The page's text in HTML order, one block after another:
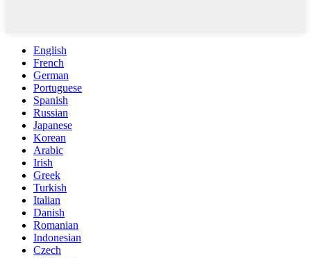
English
French
German
Portuguese
Spanish
Russian
Japanese
Korean
Arabic
Irish
Greek
Turkish
Italian
Danish
Romanian
Indonesian
Czech